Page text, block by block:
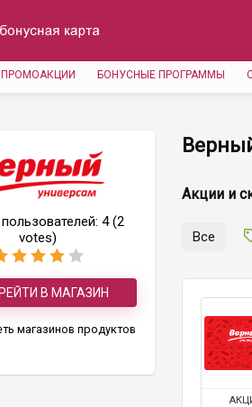
ПРОМОАКЦИИ БОНУСНЫЕ ПРОГРАММЫ
Акции и
4 (2
votes)
В МАГАЗИН
магазинов продуктов
Все